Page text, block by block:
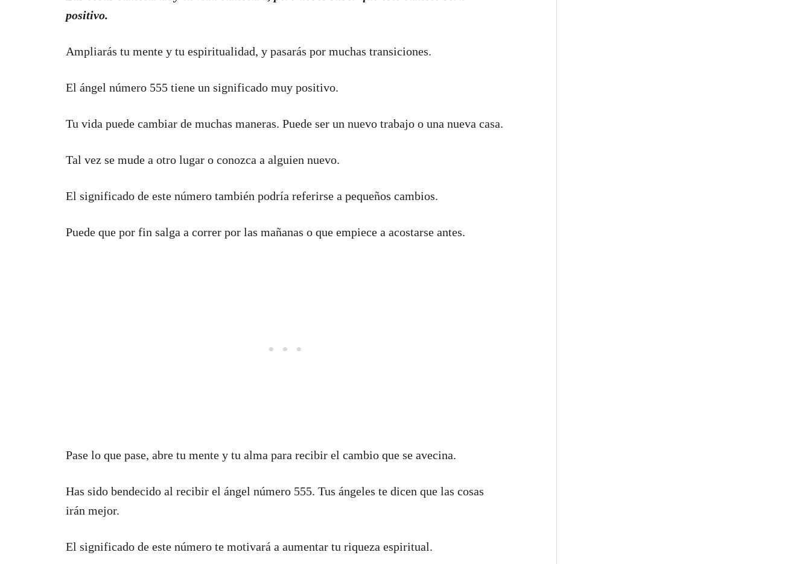
positivo.
Ampliarás tu mente y tu espiritualidad, y pasarás por muchas transiciones.
El ángel número 555 tiene un significado muy positivo.
Tu vida puede cambiar de muchas maneras. Puede ser un nuevo trabajo o una nueva casa.
Tal vez se mude a otro lugar o conozca a alguien nuevo.
El significado de este número también podría referirse a pequeños cambios.
Puede que por fin salga a correr por las mañanas o que empiece a acostarse antes.
Pase lo que pase, abre tu mente y tu alma para recibir el cambio que se avecina.
Has sido bendecido al recibir el ángel número 555. Tus ángeles te dicen que las cosas
irán mejor.
El significado de este número te motivará a aumentar tu riqueza espiritual.